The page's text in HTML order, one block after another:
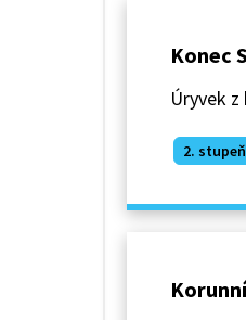
Konec
Úryvek
2.